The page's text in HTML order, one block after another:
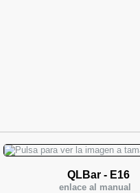
QLBar - E16
enlace al manual